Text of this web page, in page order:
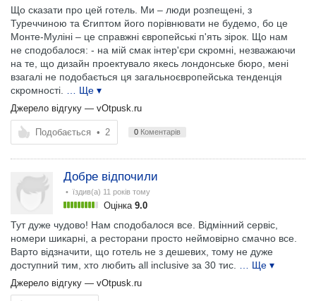
Що сказати про цей готель. Ми – люди розпещені, з
Туреччиною та Єгиптом його порівнювати не будемо, бо це
Монте-Муліні – це справжні європейські п'ять зірок. Що нам
не сподобалося: - на мій смак інтер'єри скромні, незважаючи
на те, що дизайн проектувало якесь лондонське бюро, мені
взагалі не подобається ця загальноєвропейська тенденція
скромності.
… Ще ▾
Джерело відгуку — vOtpusk.ru
Подобається • 2 0 Коментарів
Добре відпочили
• їздив(а) 11 років тому
Оцінка 9.0
Тут дуже чудово! Нам сподобалося все. Відмінний сервіс,
номери шикарні, а ресторани просто неймовірно смачно все.
Варто відзначити, що готель не з дешевих, тому не дуже
доступний тим, хто любить all inclusive за 30 тис.
… Ще ▾
Джерело відгуку — vOtpusk.ru